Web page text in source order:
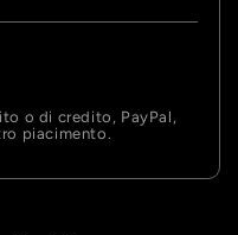
o di credito, PayPal,
piacimento.